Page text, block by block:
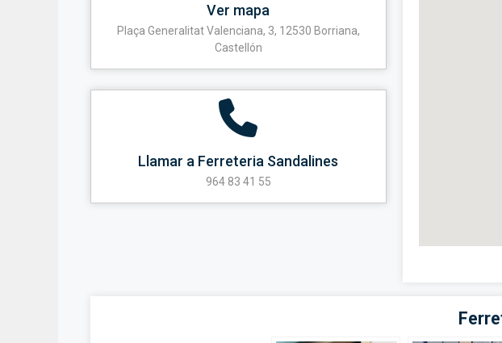
Ver mapa
Plaça Generalitat Valenciana, 3, 12530 Borriana,
Castellón
Llamar a Ferreteria Sandalines
964 83 41 55